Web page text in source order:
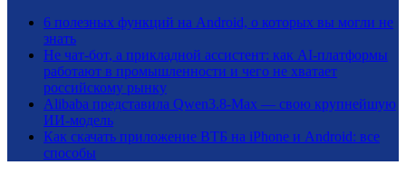
6 полезных функций на Android, о которых вы могли не
знать
Не чат-бот, а прикладной ассистент: как AI-платформы
работают в промышленности и чего не хватает
российскому рынку
Alibaba представила Qwen3.8-Max — свою крупнейшую
ИИ-модель
Как скачать приложение ВТБ на iPhone и Android: все
способы